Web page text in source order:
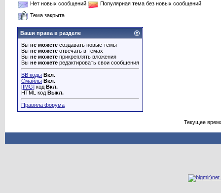
Нет новых сообщений
Популярная тема без новых сообщений
Тема закрыта
Ваши права в разделе
Вы не можете создавать новые темы
Вы не можете отвечать в темах
Вы не можете прикреплять вложения
Вы не можете редактировать свои сообщения
BB коды Вкл.
Смайлы Вкл.
[IMG] код Вкл.
HTML код Выкл.
Правила форума
Текущее